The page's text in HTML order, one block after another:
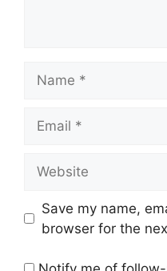
Save my name,
browser for the